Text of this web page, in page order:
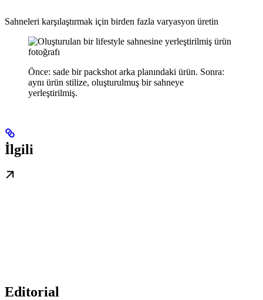
Sahneleri karşılaştırmak için birden fazla varyasyon üretin
Önce: sade bir packshot arka planındaki ürün. Sonra:
aynı ürün stilize, oluşturulmuş bir sahneye
yerleştirilmiş.
İlgili
Editorial